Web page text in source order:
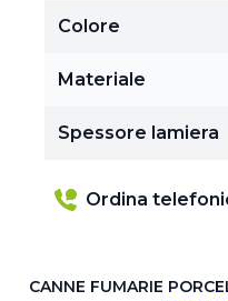
Colore
Materiale
Spessore lamiera
Ordina
CANNE FUMARIE